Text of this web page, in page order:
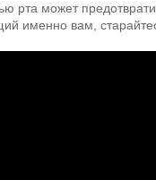
рта может
именно вам,